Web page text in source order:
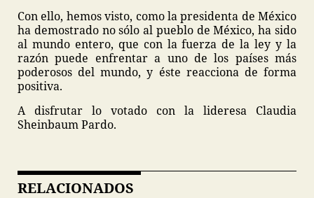
Con ello, hemos visto, como la presidenta de México
ha demostrado no sólo al pueblo de México, ha sido
al mundo entero, que con la fuerza de la ley y la
razón puede enfrentar a uno de los países más
poderosos del mundo, y éste reacciona de forma
positiva.
A disfrutar lo votado con la lideresa Claudia
Sheinbaum Pardo.
RELACIONADOS